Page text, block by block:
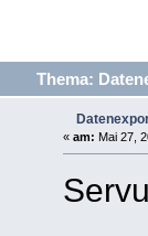
Thema:
« am: Mai 27,